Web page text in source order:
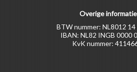
Overige
BTW nummer: NL8012 14
IBAN: NL82 INGB 0000
KvK nummer: